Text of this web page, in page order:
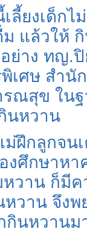
เลี้ยงเด็ก
แล้วให้
าง ทญ.ปิ
เศษ สำนั
รณสุข ใน
นหวาน
ม่ฝึกลูกจน
งศึกษาหา
วาน ก็มีค
หวาน จึง
กินหวานม